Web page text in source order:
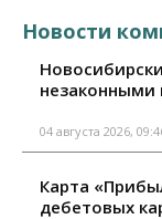
Новости
04 августа 2026,
Карта
дебетовых